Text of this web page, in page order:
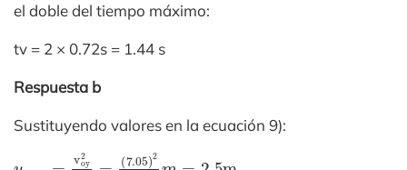
el doble del tiempo máximo:
tv = 2 × 0.72s = 1.44 s
Respuesta b
Sustituyendo valores en la ecuación 9):
voy 2g=
2× m=2.5m